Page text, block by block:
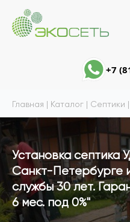
+7
Главная | Каталог | Септики |
Установка септика
Санкт-Петербурге
службы 30 лет.
6 мес. под 0%"